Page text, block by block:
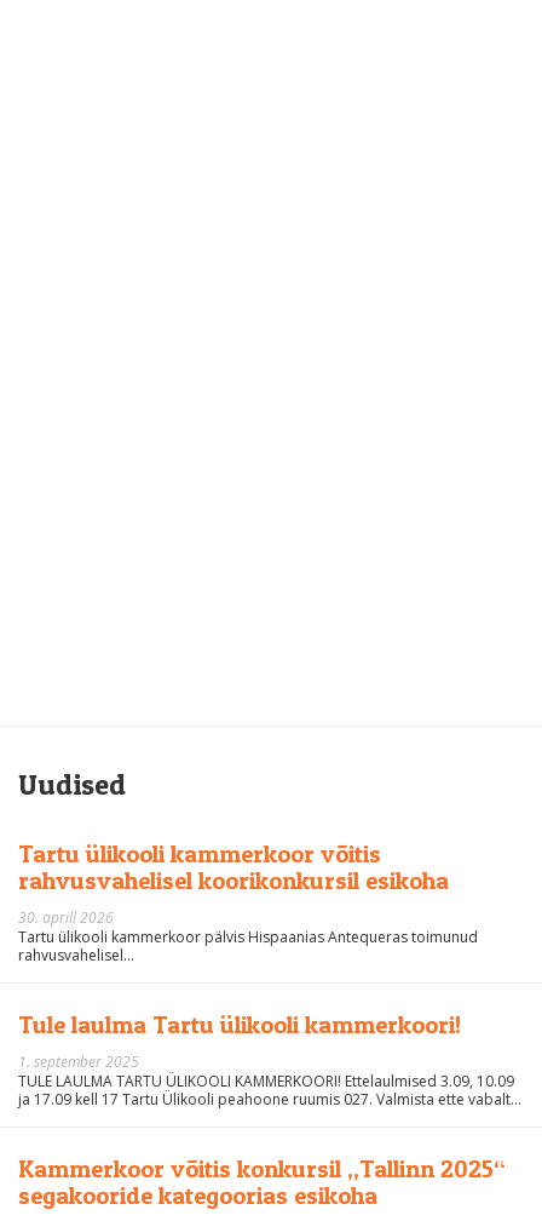
Uudised
Tartu ülikooli kammerkoor võitis
rahvusvahelisel koorikonkursil esikoha
30. aprill 2026
Tartu ülikooli kammerkoor pälvis Hispaanias Antequeras toimunud
rahvusvahelisel...
Tule laulma Tartu ülikooli kammerkoori!
1. september 2025
TULE LAULMA TARTU ÜLIKOOLI KAMMERKOORI! Ettelaulmised 3.09, 10.09
ja 17.09 kell 17 Tartu Ülikooli peahoone ruumis 027. Valmista ette vabalt...
Kammerkoor võitis konkursil „Tallinn 2025“
segakooride kategoorias esikoha